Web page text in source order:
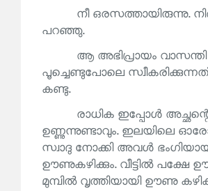
നീ ഒരസത്തായിരുന്നു.
പറഞ്ഞു.
ആ അഭിപ്രായം
പൂച്ചെണ്ടുപോലെ
കണ്ടു.
രാധിക ഇപ്പോൾ അച്ഛന്റെ
ഉണ്ണുന്നുണ്ടാവും. ഇലയിലെ
സ്വാദു നോക്കി അവൾ
ഊണുകഴിക്കും. വീട്ടിൽ പക്ഷേ
മുമ്പിൽ വൃത്തിയായി ഊണു